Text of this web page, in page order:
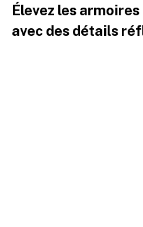
Élevez les
avec des détails